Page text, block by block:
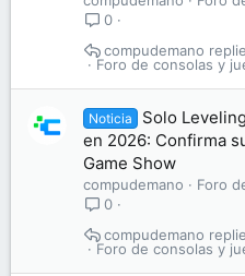
0
Foro de consolas y
compudemano
Noticia
Solo
en 2026: Confirma
Game Show
compudemano
Foro
0
Foro de consolas y
compudemano